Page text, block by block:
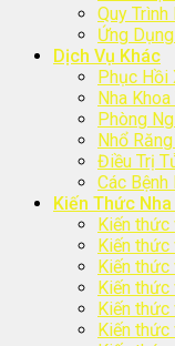
Quy
Ứng
Dịch Vụ Khác
Phục Hồi
Nha
Phòng
Nhổ
Điều Trị
Các Bệnh
Kiến Thức
Kiến
Kiến
Kiến
Kiến
Kiến
Kiến thức